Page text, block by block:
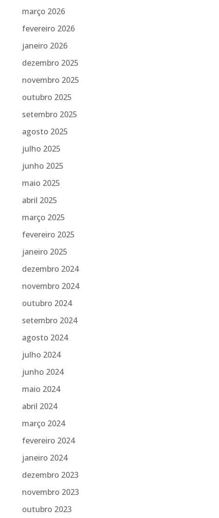
março 2026
fevereiro 2026
janeiro 2026
dezembro 2025
novembro 2025
outubro 2025
setembro 2025
agosto 2025
julho 2025
junho 2025
maio 2025
abril 2025
março 2025
fevereiro 2025
janeiro 2025
dezembro 2024
novembro 2024
outubro 2024
setembro 2024
agosto 2024
julho 2024
junho 2024
maio 2024
abril 2024
março 2024
fevereiro 2024
janeiro 2024
dezembro 2023
novembro 2023
outubro 2023